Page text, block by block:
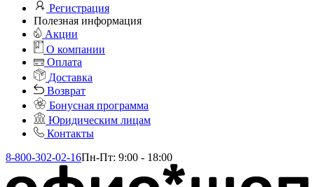
Регистрация
Полезная информация
Акции
О компании
Оплата
Доставка
Возврат
Бонусная программа
Юридическим лицам
Контакты
8-800-302-02-16Пн-Пт: 9:00 - 18:00